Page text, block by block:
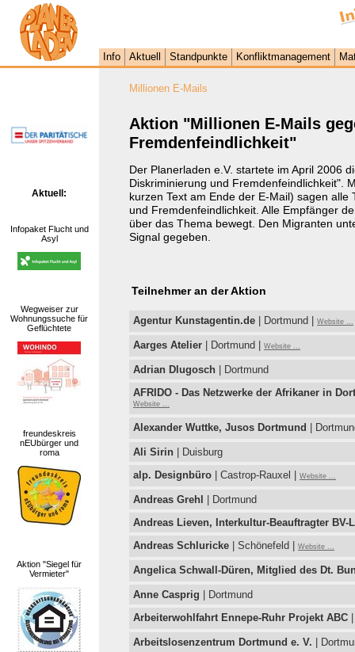
Info Aktuell Standpunkte Konfliktmanagement
Aktuell:
Infopaket Flucht und
Asyl
Wegweiser zur
Wohnungssuche für
Geflüchtete
freundeskreis
nEUbürger und
roma
Aktion "Siegel für
Vermieter"
Millionen E-Mails
Aktion "Millionen E-Mails
Fremdenfeindlichkeit"
Der Planerladen e.V. startete im April 2006
Diskriminierung und Fremdenfeindlichkeit".
kurzen Text am Ende der E-Mail) sagen alle
und Fremdenfeindlichkeit. Alle Empfänger
über das Thema bewegt. Den Migranten
Signal gegeben.
Teilnehmer an der Aktion
Agentur Kunstagentin.de | Dortmund | Website ...
Aarges Atelier | Dortmund | Website ...
Adrian Dlugosch | Dortmund
AFRIDO - Das Netzwerke der Afrikaner in
Website ...
Alexander Wuttke, Jusos Dortmund |
Ali Sirin | Duisburg
alp. Designbüro | Castrop-Rauxel | Website ...
Andreas Grehl
| Dortmund
Andreas Lieven, Interkultur-Beauftragter BV-
Andreas Schluricke | Schönefeld | Website ...
Angelica Schwall-Düren, Mitglied des Dt.
Anne Casprig | Dortmund
Arbeiterwohlfahrt Ennepe-Ruhr Projekt ABC
Arbeitslosenzentrum Dortmund e. V. |